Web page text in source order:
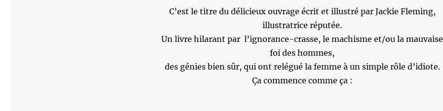
C’est le titre du délicieux ouvrage écrit et illustré par Jackie Fleming,
illustratrice réputée.
Un livre hilarant par l’ignorance-crasse, le machisme et/ou la mauvaise
foi des hommes,
des génies bien sûr, qui ont relégué la femme à un simple rôle d’idiote.
Ça commence comme ça :